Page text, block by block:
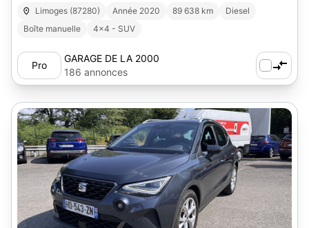
Limoges (87280) Année 2020 89 638 km
Diesel
Boîte manuelle
4x4 - SUV
Pro
GARAGE DE LA 2000
186 annonces